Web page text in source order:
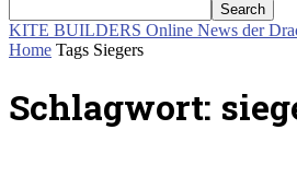
KITE BUILDERS Online News der
Home Tags Siegers
Schlagwort: